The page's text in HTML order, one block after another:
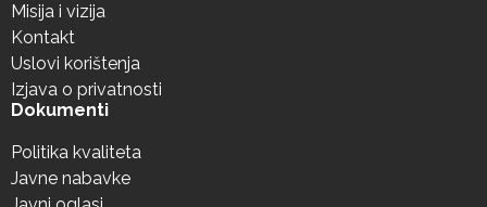
Misija i vizija
Kontakt
Uslovi korištenja
Izjava o privatnosti
Dokumenti
Politika kvaliteta
Javne nabavke